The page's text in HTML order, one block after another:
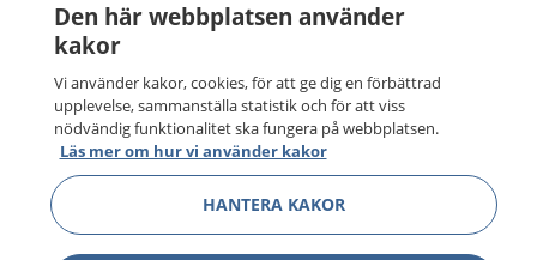
Den här webbplatsen använder
kakor
Vi använder kakor, cookies, för att ge dig en förbättrad
upplevelse, sammanställa statistik och för att viss
nödvändig funktionalitet ska fungera på webbplatsen.
Läs mer om hur vi använder kakor
HANTERA KAKOR